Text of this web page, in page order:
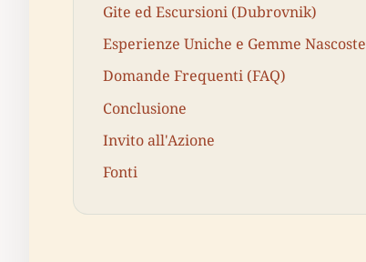
Gite ed Escursioni (Dubrovnik)
Esperienze Uniche e Gemme Nascoste
Domande Frequenti (FAQ)
Conclusione
Invito all'Azione
Fonti